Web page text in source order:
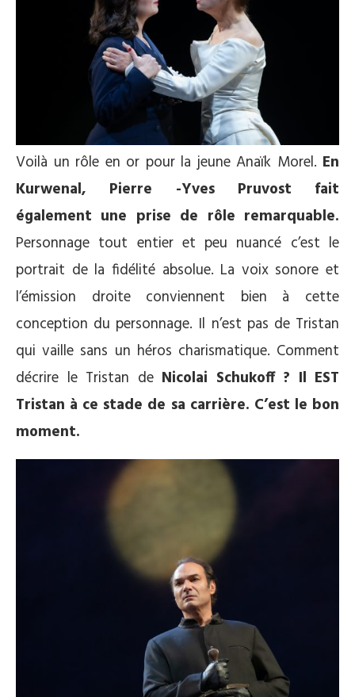
Voilà un rôle en or pour la jeune Anaïk Morel. En
Kurwenal, Pierre -Yves Pruvost fait
également une prise de rôle remarquable.
Personnage tout entier et peu nuancé c’est le
portrait de la fidélité absolue. La voix sonore et
l’émission droite conviennent bien à cette
conception du personnage. Il n’est pas de Tristan
qui vaille sans un héros charismatique. Comment
décrire le Tristan de Nicolai Schukoff ? Il EST
Tristan à ce stade de sa carrière. C’est le bon
moment.